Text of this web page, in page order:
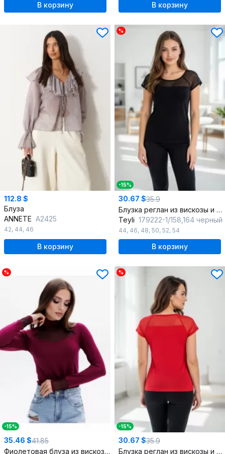
В корзину В корзину
112.8 $
Блуза
ANNETE A2425
42, 44, 46
В корзину
%
-15%
30.67 $35.9
Блузка реглан из вискозы и трикотажа черная для демисезона
Teyli 179222-1/158,164 черный
44, 46, 48, 50, 52, 54
В корзину
%
-15%
35.46 $41.85
Фиолетовая блуза из вискозы с полупрозрачными манжетами
%
-15%
30.67 $35.9
Блузка реглан из вискозы и трикотажа красная для демисезона